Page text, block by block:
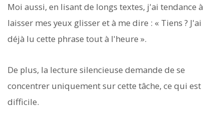
Moi aussi, en lisant de longs textes, j'ai tendance à
laisser mes yeux glisser et à me dire : « Tiens ? J'ai
déjà lu cette phrase tout à l'heure ».
De plus, la lecture silencieuse demande de se
concentrer uniquement sur cette tâche, ce qui est
difficile.